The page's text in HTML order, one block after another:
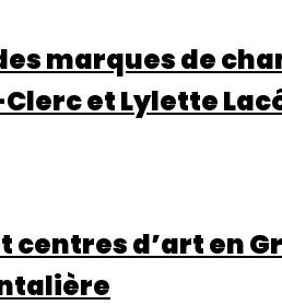
marques de
et Lylette
centres d’art en